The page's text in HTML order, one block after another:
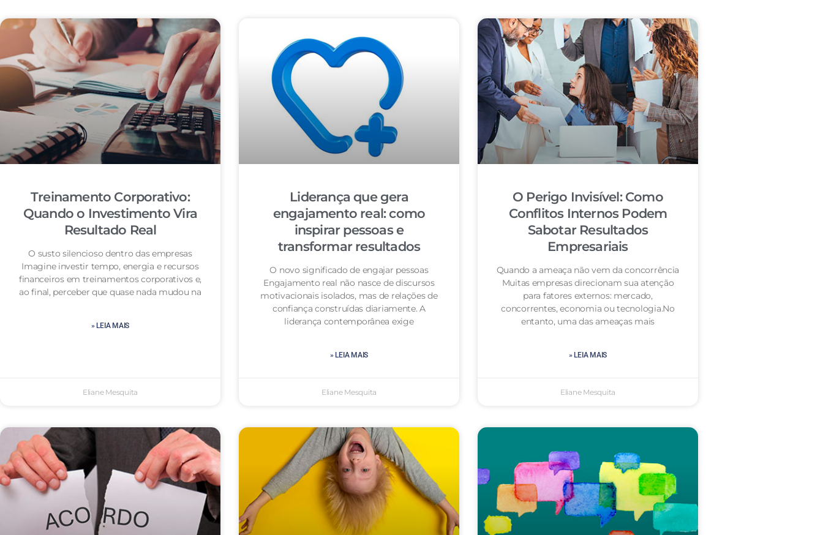
Treinamento Corporativo:
Quando o Investimento Vira
Resultado Real
O susto silencioso dentro das empresas
Imagine investir tempo, energia e recursos
financeiros em treinamentos corporativos e,
ao final, perceber que quase nada mudou na
» LEIA MAIS
Eliane Mesquita
Liderança que gera
engajamento real: como
inspirar pessoas e
transformar resultados
O novo significado de engajar pessoas
Engajamento real não nasce de discursos
motivacionais isolados, mas de relações de
confiança construídas diariamente. A
liderança contemporânea exige
» LEIA MAIS
Eliane Mesquita
O Perigo Invisível: Como
Conflitos Internos Podem
Sabotar Resultados
Empresariais
Quando a ameaça não vem da concorrência
Muitas empresas direcionam sua atenção
para fatores externos: mercado,
concorrentes, economia ou tecnologia.No
entanto, uma das ameaças mais
» LEIA MAIS
Eliane Mesquita